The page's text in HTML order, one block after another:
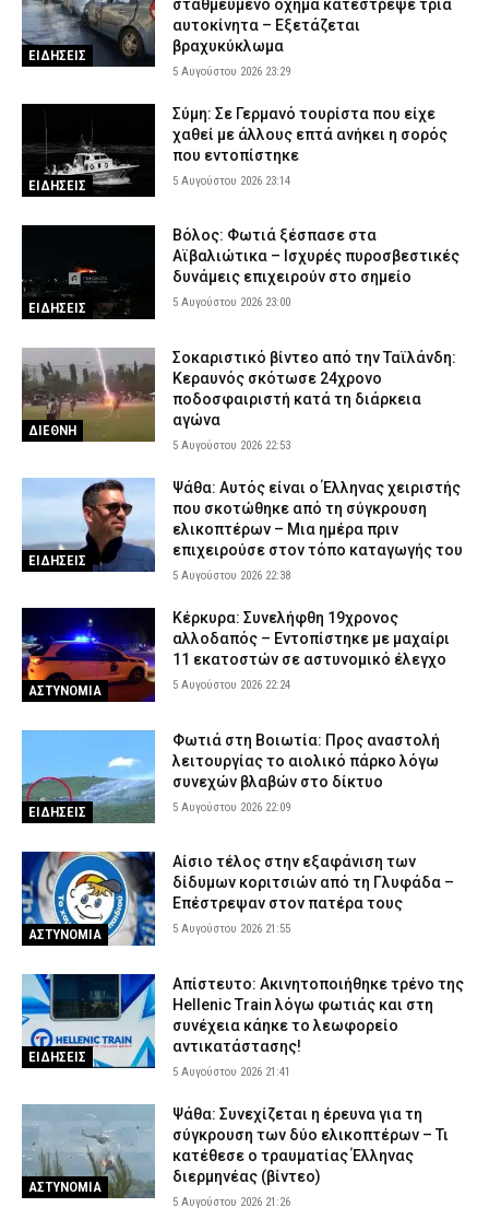
Τι καθορίζει πραγματικά τη διάρκεια ζωής του
AUTO MOTO 5 Αυγούστου 2026 16:59
ΕΙΔΗΣΕΙΣ
σταθμευμένο όχημα κατέστρεψε τρία
αυτοκίνητα – Εξετάζεται
βραχυκύκλωμα
5 Αυγούστου 2026 23:29
ΕΙΔΗΣΕΙΣ
Σύμη: Σε Γερμανό τουρίστα που είχε
χαθεί με άλλους επτά ανήκει η σορός
που εντοπίστηκε
5 Αυγούστου 2026 23:14
ΕΙΔΗΣΕΙΣ
Βόλος: Φωτιά ξέσπασε στα
Αϊβαλιώτικα – Ισχυρές πυροσβεστικές
δυνάμεις επιχειρούν στο σημείο
5 Αυγούστου 2026 23:00
ΔΙΕΘΝΗ
Σοκαριστικό βίντεο από την Ταϊλάνδη:
Κεραυνός σκότωσε 24χρονο
ποδοσφαιριστή κατά τη διάρκεια
αγώνα
5 Αυγούστου 2026 22:53
ΕΙΔΗΣΕΙΣ
Ψάθα: Αυτός είναι ο Έλληνας χειριστής
που σκοτώθηκε από τη σύγκρουση
ελικοπτέρων – Μια ημέρα πριν
επιχειρούσε στον τόπο καταγωγής του
5 Αυγούστου 2026 22:38
ΑΣΤΥΝΟΜΙΑ
Κέρκυρα: Συνελήφθη 19χρονος
αλλοδαπός – Εντοπίστηκε με μαχαίρι
11 εκατοστών σε αστυνομικό έλεγχο
5 Αυγούστου 2026 22:24
ΕΙΔΗΣΕΙΣ
Φωτιά στη Βοιωτία: Προς αναστολή
λειτουργίας το αιολικό πάρκο λόγω
συνεχών βλαβών στο δίκτυο
5 Αυγούστου 2026 22:09
ΑΣΤΥΝΟΜΙΑ
Αίσιο τέλος στην εξαφάνιση των
δίδυμων κοριτσιών από τη Γλυφάδα –
Επέστρεψαν στον πατέρα τους
5 Αυγούστου 2026 21:55
ΕΙΔΗΣΕΙΣ
Απίστευτο: Ακινητοποιήθηκε τρένο της
Hellenic Train λόγω φωτιάς και στη
συνέχεια κάηκε το λεωφορείο
αντικατάστασης!
5 Αυγούστου 2026 21:41
ΑΣΤΥΝΟΜΙΑ
Ψάθα: Συνεχίζεται η έρευνα για τη
σύγκρουση των δύο ελικοπτέρων – Τι
κατέθεσε ο τραυματίας Έλληνας
διερμηνέας (βίντεο)
5 Αυγούστου 2026 21:26